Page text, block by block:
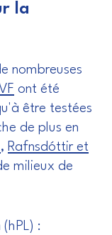
la
nombreuses
ont été
être testées
de plus en
, Rafnsdóttir et
milieux de
: